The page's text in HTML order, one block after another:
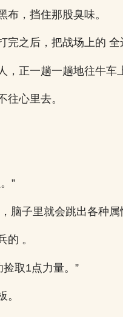
布，挡住那股臭味。
完之后，把战场上的
，正一趟一趟地往牛车
往心里去。
”
脑子里就会跳出各种属
的 。
取1点力量。”
。